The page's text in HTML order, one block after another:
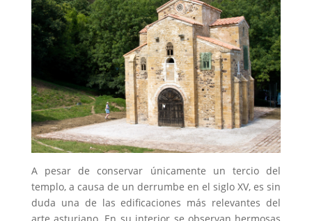
A pesar de conservar únicamente un tercio del
templo, a causa de un derrumbe en el siglo XV, es sin
duda una de las edificaciones más relevantes del